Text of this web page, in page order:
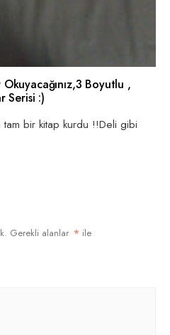
Boyutlu ,
Serisi :)
tam bir kitap kurdu !!Deli gibi
Gerekli alanlar * ile